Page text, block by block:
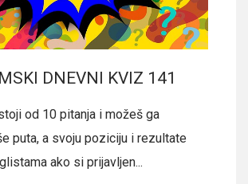
DNEVNI KVIZ 141
od 10 pitanja i možeš ga
puta, a svoju poziciju i rezultate
ako si prijavljen...